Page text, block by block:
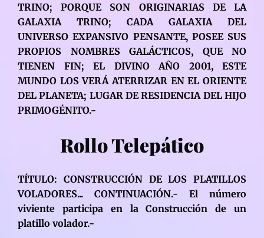
TRINO; PORQUE SON ORIGINARIAS DE LA
GALAXIA TRINO; CADA GALAXIA DEL
UNIVERSO EXPANSIVO PENSANTE, POSEE SUS
PROPIOS NOMBRES GALÁCTICOS, QUE NO
TIENEN FIN; EL DIVINO AÑO 2001, ESTE
MUNDO LOS VERÁ ATERRIZAR EN EL ORIENTE
DEL PLANETA; LUGAR DE RESIDENCIA DEL HIJO
PRIMOGÉNITO.-
Rollo Telepático
TÍTULO: CONSTRUCCIÓN DE LOS PLATILLOS
VOLADORES... CONTINUACIÓN.- El número
viviente participa en la Construcción de un
platillo volador.-